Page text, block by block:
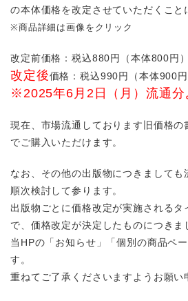
の本体価格を改定させていただくこと
※商品詳細は画像をクリック
改定前価格：税込880円（本体800円）
改定後価格：税込990円（本体900
※2025年6月2日（月）流通分
現在、市場流通しております旧価格
でご購入いただけます。
なお、その他の出版物につきまして
順次検討して参ります。
出版物ごとに価格改定が実施される
で、価格改定が決定したものにつきま
当HPの「お知らせ」「個別の商品ペ
す。
重ねてご了承くださいますようお願い